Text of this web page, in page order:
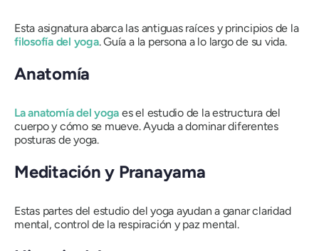
Esta asignatura abarca las antiguas raíces y principios de la
filosofía del yoga. Guía a la persona a lo largo de su vida.
Anatomía
La anatomía del yoga es el estudio de la estructura del
cuerpo y cómo se mueve. Ayuda a dominar diferentes
posturas de yoga.
Meditación y Pranayama
Estas partes del estudio del yoga ayudan a ganar claridad
mental, control de la respiración y paz mental.